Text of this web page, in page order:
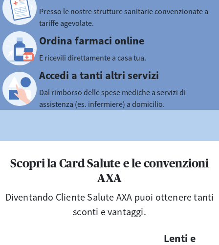
Presso le nostre strutture sanitarie convenzionate a
tariffe agevolate.
Ordina farmaci online
E ricevili direttamente a casa tua.
Accedi a tanti altri servizi
Dal rimborso delle spese mediche a servizi di
assistenza (es. infermiere) a domicilio.
Scopri la Card Salute e le convenzioni
AXA
Diventando Cliente Salute AXA puoi ottenere tanti
sconti e vantaggi.
Lenti e